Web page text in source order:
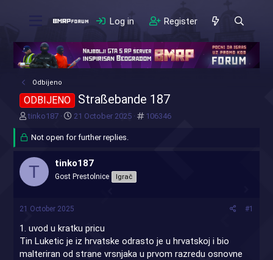
Log in Register
Odbijeno
ODBIJENO Straßebande 187
T
r
a
t
r
tinko187
S
a
t
a
21 October 2025 #106346
Not open for further replies.
T tinko187
Gost Prestolnice Igrač
21 October 2025 #1
1. uvod u kratku pricu
Tin Luketic je iz hrvatske odrasto je u hrvatskoj i bio
malteriran od strane vrsnjaka u prvom razredu osnovne